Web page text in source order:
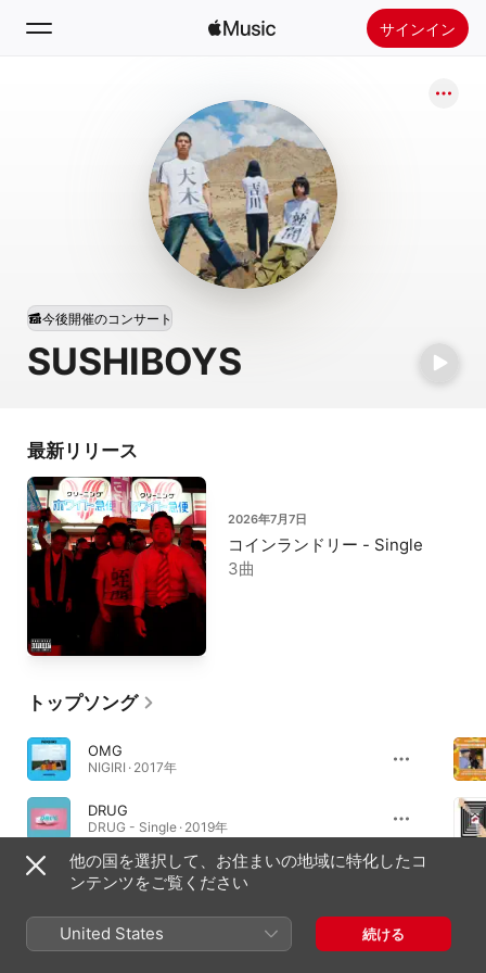
サインイン
新着おすすめ
Apple Musicをインストール
SUSHIBOYS
今後開催のコンサート
最新リリース
2026年7月7日
コインランドリー - Single
3曲
トップソング
OMG
NIGIRI · 2017年
DRUG
DRUG - Single · 2019年
木にしない
木にしない - Single · 2023年
他の国を選択して、お住まいの地域に特化したコ
ンテンツをご覧ください
United States 続ける